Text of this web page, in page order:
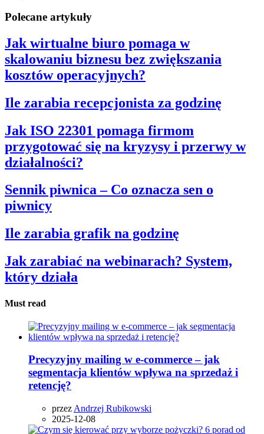
Polecane artykuły
Jak wirtualne biuro pomaga w
skalowaniu biznesu bez zwiększania
kosztów operacyjnych?
Ile zarabia recepcjonista za godzinę
Jak ISO 22301 pomaga firmom
przygotować się na kryzysy i przerwy w
działalności?
Sennik piwnica – Co oznacza sen o
piwnicy
Ile zarabia grafik na godzinę
Jak zarabiać na webinarach? System,
który działa
Must read
Precyzyjny mailing w e-commerce – jak
segmentacja klientów wpływa na sprzedaż i
retencję?
przez Andrzej Rubikowski
2025-12-08